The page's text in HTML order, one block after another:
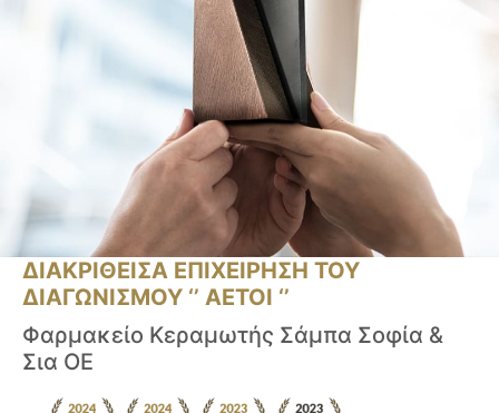
ΔΙΑΚΡΙΘΕΙΣΑ ΕΠΙΧΕΙΡΗΣΗ ΤΟΥ
ΔΙΑΓΩΝΙΣΜΟΥ ‘’ ΑΕΤΟΙ ‘’
Φαρμακείο Κεραμωτής Σάμπα Σοφία &
Σια ΟΕ